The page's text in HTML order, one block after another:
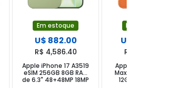
Em estoque
U$ 882.00
R$ 4,586.40
Apple iPhone 17 A3519
eSIM 256GB 8GB RAM
de 6.3" 48+48MP 18MP
Em estoque
U$ 1,540.00
R$ 8,008.00
Apple iPhone 17 Pro
Max A3257 eSIM 1TB
12GB RAM de 6.9"